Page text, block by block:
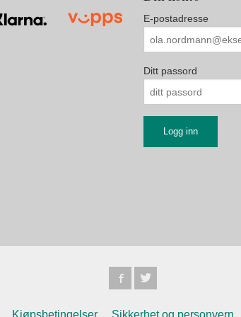
E-postadresse
Ditt passord
Kjøpsbetingelser Sikkerhet og personvern